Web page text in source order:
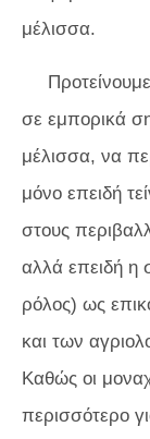
μέλισσα.
σε εμπορικά
μέλισσα, να
μόνο επειδή
στους
αλλά επειδή η
ρόλος) ως
και των
Καθώς οι
περισσότερο